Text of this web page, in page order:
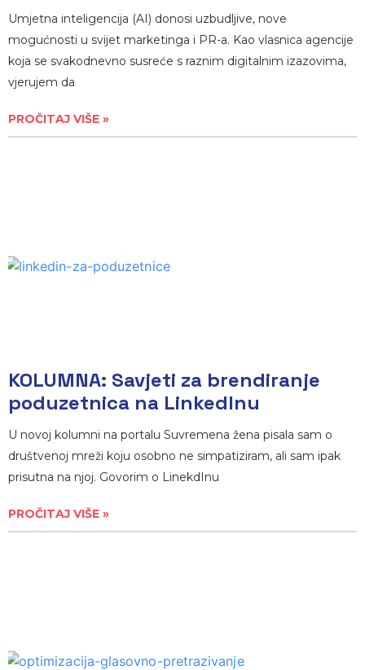
Umjetna inteligencija (AI) donosi uzbudljive, nove
mogućnosti u svijet marketinga i PR-a. Kao vlasnica agencije
koja se svakodnevno susreće s raznim digitalnim izazovima,
vjerujem da
PROČITAJ VIŠE »
KOLUMNA: Savjeti za brendiranje
poduzetnica na LinkedInu
U novoj kolumni na portalu Suvremena žena pisala sam o
društvenoj mreži koju osobno ne simpatiziram, ali sam ipak
prisutna na njoj. Govorim o LinekdInu
PROČITAJ VIŠE »